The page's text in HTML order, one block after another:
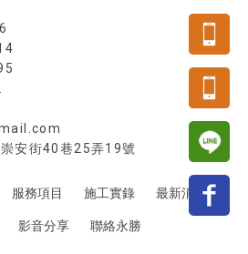
安街40巷25弄19號
服務項目 施工實錄 最新消息
影音分享 聯絡永勝